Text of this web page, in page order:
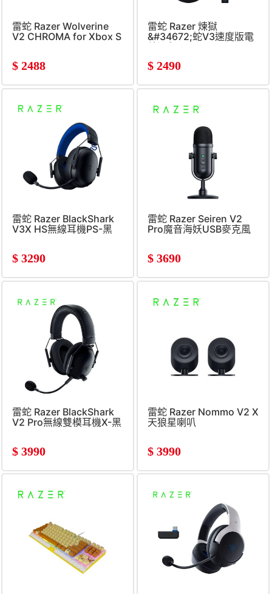
雷蛇 Razer Wolverine
V2 CHROMA for Xbox S
$ 2488
雷蛇 Razer 煉獄
&#34672;蛇V3速度版電
$ 2490
雷蛇 Razer BlackShark
V3X HS無線耳機PS-黑
$ 3290
雷蛇 Razer Seiren V2
Pro魔音海妖USB麥克風
$ 3690
雷蛇 Razer BlackShark
V2 Pro無線雙模耳機X-黑
$ 3990
雷蛇 Razer Nommo V2 X
天狼星喇叭
$ 3990